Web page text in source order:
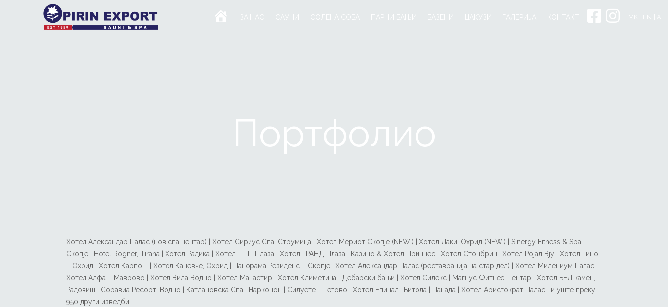
ПОЧЕТНА
ЗА НАС САУНИ СОЛЕНА СОБА ПАРНИ БАЊИ БАЗЕНИ ЏАКУЗИ ГАЛЕРИЈА КОНТАКТ FACEBOOKINSTAGRAM
MK | EN | AL
Портфолио
Хотел Александар Палас (нов спа центар) | Хотел Сириус Спа, Струмица | Хотел Мериот Скопје (NEW!) | Хотел Лаки, Охрид (NEW!) | Sinergy Fitness & Spa,
Скопје | Hotel Rogner, Tirana | Хотел Радика | Хотел ТЦЦ Плаза | Хотел ГРАНД Плаза | Казино & Хотел Принцес | Хотел Стонбриџ | Хотел Ројал Вју | Хотел Тино
– Охрид | Хотел Карпош | Хотел Каневче, Охрид | Панорама Резиденс – Скопје | Хотел Александар Палас (реставрација на стар дел) | Хотел Милениум Палас |
Хотел Алфа – Маврово | Хотел Вила Водно | Хотел Манастир | Хотел Климетица | Дебарски бањи | Хотел Силекс | Магнус Фитнес Центар | Хотел БЕЛ камен,
Радовиш | Соравиа Ресорт, Водно | Катлановска Спа | Нарконон | Силуете – Тетово | Хотел Епинал -Битола | Панада | Хотел Аристократ Палас | и уште преку
950 други изведби